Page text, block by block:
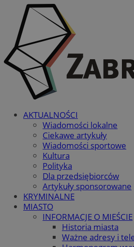
AKTUALNOŚCI
Wiadomości lokalne
Ciekawe artykuły
Wiadomości sportowe
Kultura
Polityka
Dla przedsiębiorców
Artykuły sponsorowane
KRYMINALNE
MIASTO
INFORMACJE O MIEŚCIE
Historia miasta
Ważne adresy i